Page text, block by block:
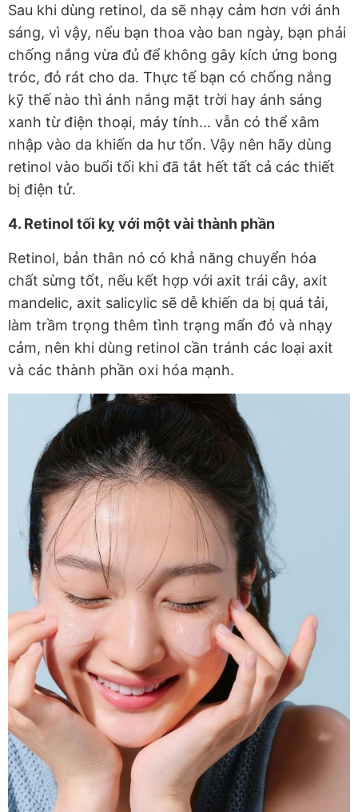
Sau khi dùng retinol, da sẽ nhạy cảm hơn với ánh
sáng, vì vậy, nếu bạn thoa vào ban ngày, bạn phải
chống nắng vừa đủ để không gây kích ứng bong
tróc, đỏ rát cho da. Thực tế bạn có chống nắng
kỹ thế nào thì ánh nắng mặt trời hay ánh sáng
xanh từ điện thoại, máy tính... vẫn có thể xâm
nhập vào da khiến da hư tổn. Vậy nên hãy dùng
retinol vào buổi tối khi đã tắt hết tất cả các thiết
bị điện tử.
4. Retinol tối kỵ với một vài thành phần
Retinol, bản thân nó có khả năng chuyển hóa
chất sừng tốt, nếu kết hợp với axit trái cây, axit
mandelic, axit salicylic sẽ dễ khiến da bị quá tải,
làm trầm trọng thêm tình trạng mẩn đỏ và nhạy
cảm, nên khi dùng retinol cần tránh các loại axit
và các thành phần oxi hóa mạnh.